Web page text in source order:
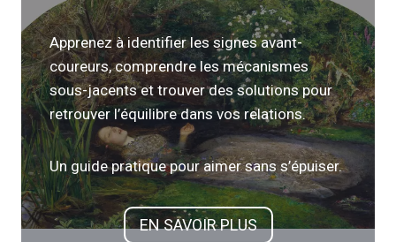
Apprenez à identifier les signes avant-
coureurs, comprendre les mécanismes
sous-jacents et trouver des solutions pour
retrouver l’équilibre dans vos relations.
Un guide pratique pour aimer sans s’épuiser.
EN SAVOIR PLUS